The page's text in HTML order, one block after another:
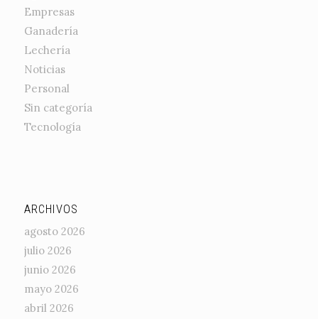
Empresas
Ganadería
Lechería
Noticias
Personal
Sin categoría
Tecnología
ARCHIVOS
agosto 2026
julio 2026
junio 2026
mayo 2026
abril 2026